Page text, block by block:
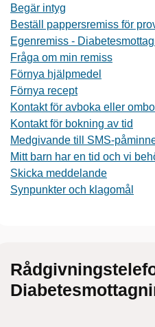
Begär intyg
Beställ pappersremiss för
Egenremiss -
Fråga om min remiss
Förnya hjälpmedel
Förnya recept
Kontakt för avboka eller
Kontakt för bokning av tid
Medgivande till SMS-
Mitt barn har en tid och vi
Skicka meddelande
Synpunkter och klagomål